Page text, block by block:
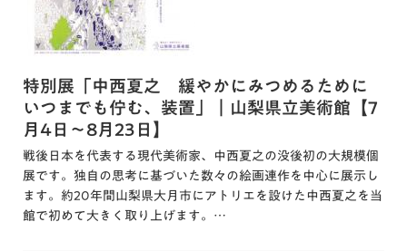
特別展「中西夏之 緩やかにみつめるために
いつまでも佇む、装置」｜山梨県立美術館【7
月4日～8月23日】
戦後日本を代表する現代美術家、中西夏之の没後初の大規模個
展です。独自の思考に基づいた数々の絵画連作を中心に展示し
ます。約20年間山梨県大月市にアトリエを設けた中西夏之を当
館で初めて大きく取り上げます。…